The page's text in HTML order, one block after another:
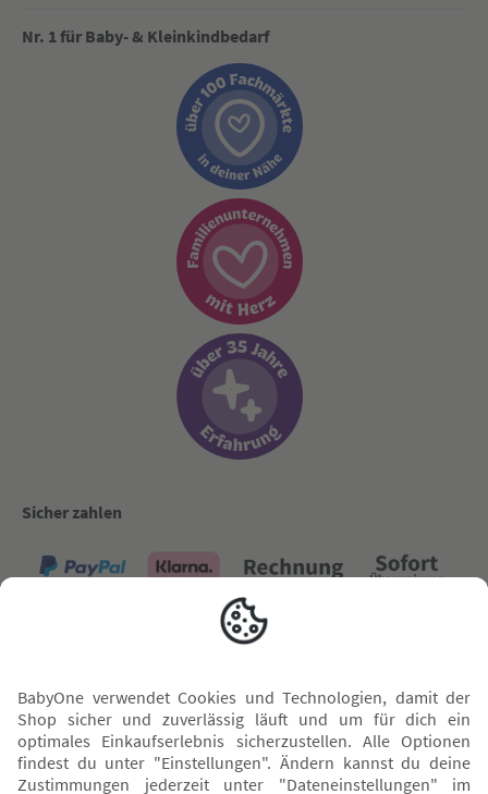
Nr. 1 für Baby- & Kleinkindbedarf
Sicher zahlen
Versand mit